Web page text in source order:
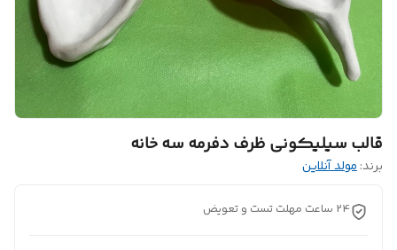
قالب سیلیکونی ظرف دفرمه سه خانه
برند:مولد آنلاین
24 ساعت مهلت تست و تعویض